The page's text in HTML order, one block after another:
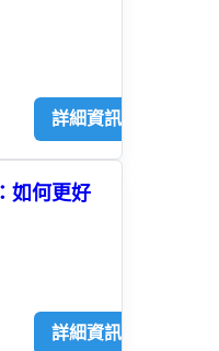
詳細資訊
如何更好
詳細資訊